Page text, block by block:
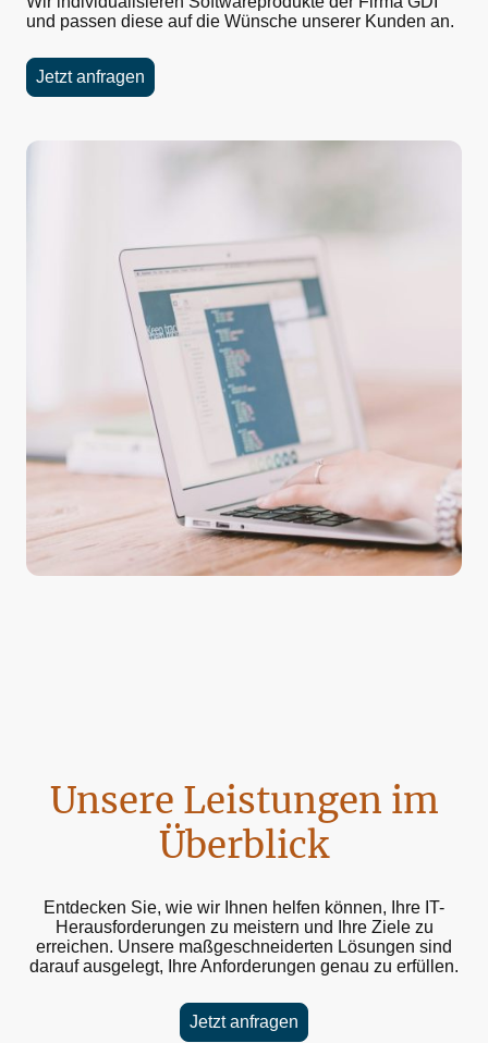
und passen diese auf die Wünsche unserer Kunden an.
Jetzt anfragen
Unsere Leistungen im
Überblick
Entdecken Sie, wie wir Ihnen helfen können, Ihre IT-
Herausforderungen zu meistern und Ihre Ziele zu
erreichen. Unsere maßgeschneiderten Lösungen sind
darauf ausgelegt, Ihre Anforderungen genau zu erfüllen.
Jetzt anfragen